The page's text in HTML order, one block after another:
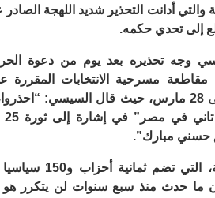
أدانت التحذير شديد اللهجة
إلى تحدي حكمه.
وجه تحذيره بعد يوم من دعوة
مقاطعة مسرحية الانتخابات المقررة
مدى ثلاثة أيام من 26 إلى 28 مارس، حيث قال
حسني مبارك”.
وقالت الحركة